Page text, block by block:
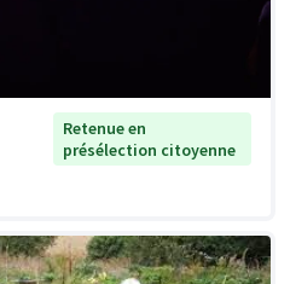
Retenue en
présélection citoyenne